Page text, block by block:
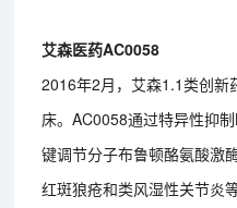
艾森医药AC0058
2016年2月，艾森1.1类创新
床。AC0058通过特异性抑
键调节分子布鲁顿酪氨酸激
红斑狼疮和类风湿性关节炎